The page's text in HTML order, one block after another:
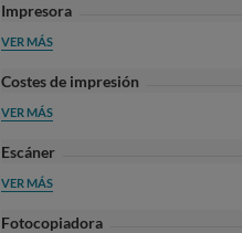
Impresora
VER MÁS
Costes de impresión
VER MÁS
Escáner
VER MÁS
Fotocopiadora